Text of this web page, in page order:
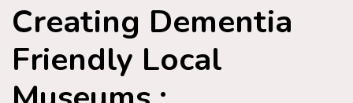
Creating Dementia
Friendly Local